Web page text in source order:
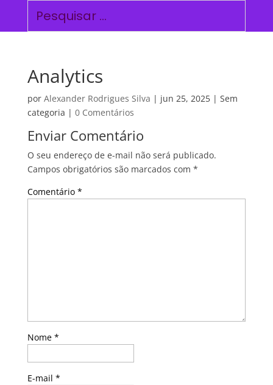
Analytics
por Alexander Rodrigues Silva | jun 25, 2025| Sem
categoria | 0 Comentários
Enviar Comentário
O seu endereço de e-mail não será publicado.
Campos obrigatórios são marcados com *
Comentário *
Nome *
E-mail *